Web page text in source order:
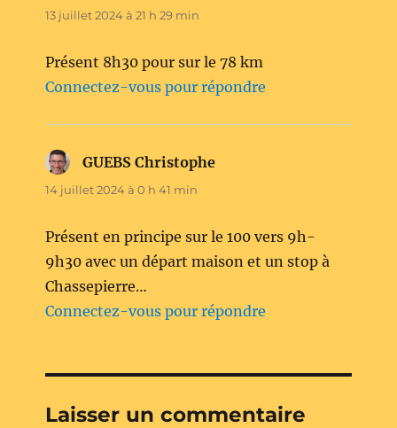
13 juillet 2024 à 21 h 29 min
Présent 8h30 pour sur le 78 km
Connectez-vous pour répondre
GUEBS Christophe
14 juillet 2024 à 0 h 41 min
Présent en principe sur le 100 vers 9h-
9h30 avec un départ maison et un stop à
Chassepierre…
Connectez-vous pour répondre
Laisser un commentaire